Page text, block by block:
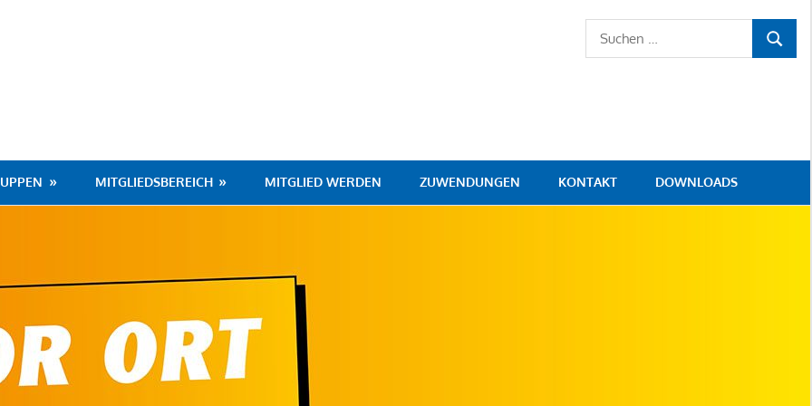
Suchen
nach:
MITGLIEDSBEREICH MITGLIED WERDEN ZUWENDUNGEN KONTAKT DOWNLOADS